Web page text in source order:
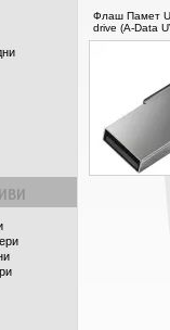
Флаш Памет
drive (A-Data